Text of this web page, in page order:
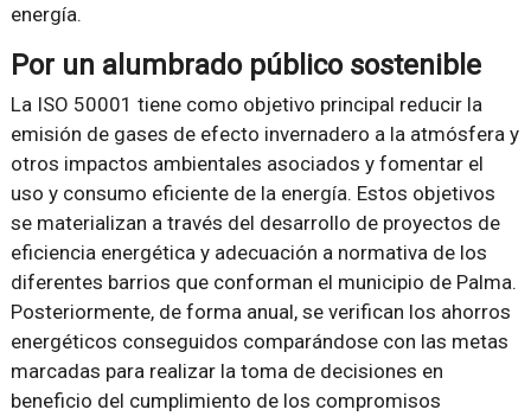
energía.
Por un alumbrado público sostenible
La ISO 50001 tiene como objetivo principal reducir la
emisión de gases de efecto invernadero a la atmósfera y
otros impactos ambientales asociados y fomentar el
uso y consumo eficiente de la energía. Estos objetivos
se materializan a través del desarrollo de proyectos de
eficiencia energética y adecuación a normativa de los
diferentes barrios que conforman el municipio de Palma.
Posteriormente, de forma anual, se verifican los ahorros
energéticos conseguidos comparándose con las metas
marcadas para realizar la toma de decisiones en
beneficio del cumplimiento de los compromisos